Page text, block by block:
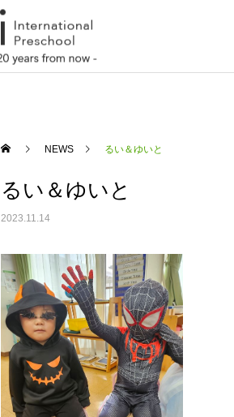
NEWS るい＆ゆいと
るい＆ゆいと
2023.11.14